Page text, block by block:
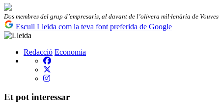
Dos membres del grup d’empresaris, al davant de l’olivera mil·lenària de
Escull Lleida com la teva font preferida de Google
Redacció Economia
Et pot interessar